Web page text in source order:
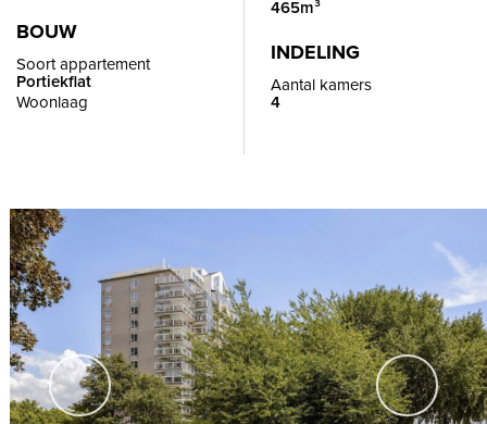
BOUW
Soort appartement
Portiekflat
Woonlaag
465m³
INDELING
Aantal kamers
4
vorige